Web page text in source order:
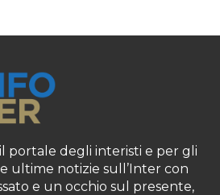
portale degli interisti e per gli
ultime notizie sull’Inter con
e un occhio sul presente,